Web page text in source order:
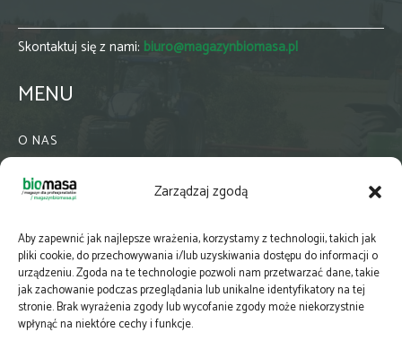
Zarządzaj zgodą
Aby zapewnić jak najlepsze wrażenia, korzystamy z technologii, takich jak
pliki cookie, do przechowywania i/lub uzyskiwania dostępu do informacji o
urządzeniu. Zgoda na te technologie pozwoli nam przetwarzać dane, takie
jak zachowanie podczas przeglądania lub unikalne identyfikatory na tej
stronie. Brak wyrażenia zgody lub wycofanie zgody może niekorzystnie
wpłynąć na niektóre cechy i funkcje.
Skontaktuj się z nami: biuro@magazynbiomasa.pl
MENU
O NAS
WSPÓŁPRACA
PRENUMERATA
NEWSLETTER
MAPY
E-WYDANIE